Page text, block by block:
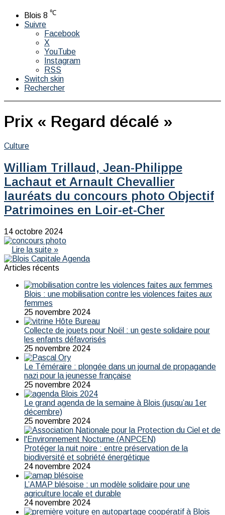
Blois 8 ℃
Suivre
Facebook
X
YouTube
Instagram
RSS
Switch skin
Rechercher
Prix « Regard décalé »
Culture
William Trillaud, Jean-Philippe
Lachaut et Arnault Chevallier
lauréats du concours photo Objectif
Patrimoines en Loir-et-Cher
14 octobre 2024
Lire la suite »
Articles récents
Blois : une mobilisation contre les violences faites aux
femmes
25 novembre 2024
Collecte de jouets pour Noël : un geste solidaire pour
les enfants défavorisés
25 novembre 2024
Le Téméraire : plongée dans un journal de propagande
nazi pour la jeunesse française
25 novembre 2024
Le grand agenda de la semaine à Blois (jusqu’au 1er
décembre)
25 novembre 2024
Protéger la nuit noire : entre préservation de la
biodiversité et sobriété énergétique
24 novembre 2024
L’AMAP blésoise : un modèle solidaire pour une
agriculture locale et durable
24 novembre 2024